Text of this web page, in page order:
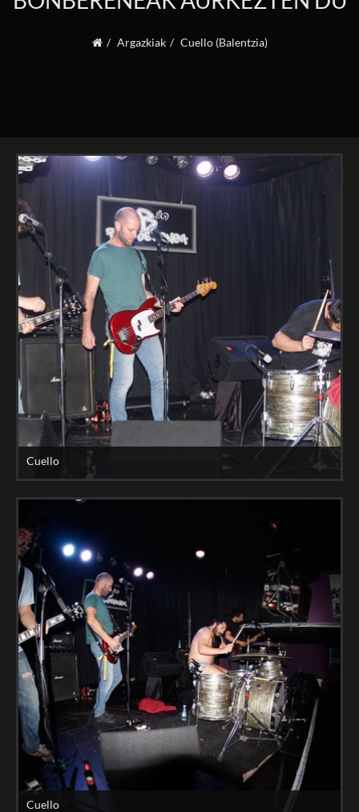
Argazkiak Cuello (Balentzia)
Cuello
Cuello